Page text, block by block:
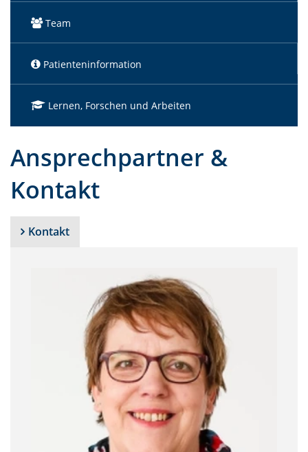
Team
Patienteninformation
Lernen, Forschen und Arbeiten
Ansprechpartner &
Kontakt
Kontakt